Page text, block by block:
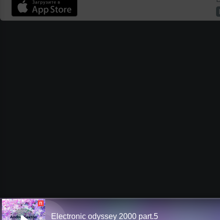
П
Electronic odyssey 2000 part.5